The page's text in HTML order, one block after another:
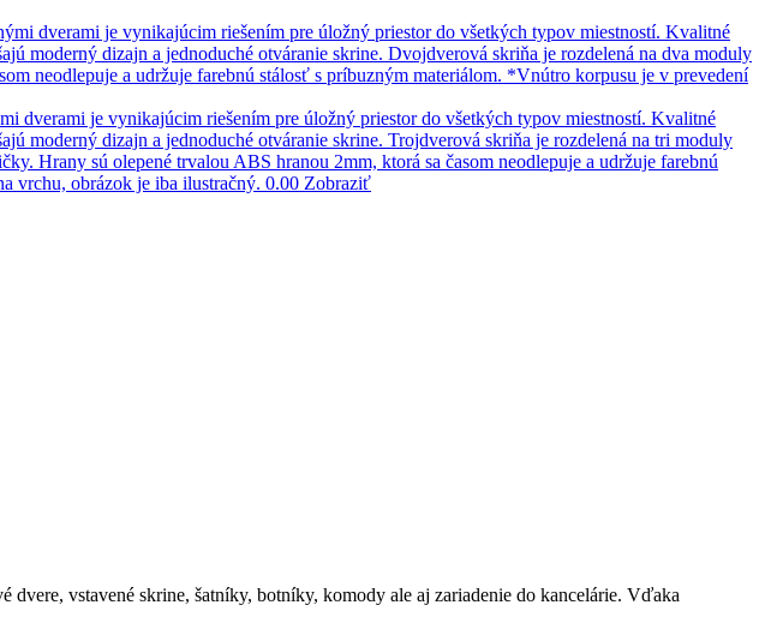
dverami je vynikajúcim riešením pre úložný priestor do všetkých typov miestností. Kvalitné
moderný dizajn a jednoduché otváranie skrine. Dvojdverová skriňa je rozdelená na dva moduly
neodlepuje a udržuje farebnú stálosť s príbuzným materiálom. *Vnútro korpusu je v prevedení
dverami je vynikajúcim riešením pre úložný priestor do všetkých typov miestností. Kvalitné
moderný dizajn a jednoduché otváranie skrine. Trojdverová skriňa je rozdelená na tri moduly
Hrany sú olepené trvalou ABS hranou 2mm, ktorá sa časom neodlepuje a udržuje farebnú
vrchu, obrázok je iba ilustračný. 0.00 Zobraziť
vstavené skrine, šatníky, botníky, komody ale aj zariadenie do kancelárie. Vďaka